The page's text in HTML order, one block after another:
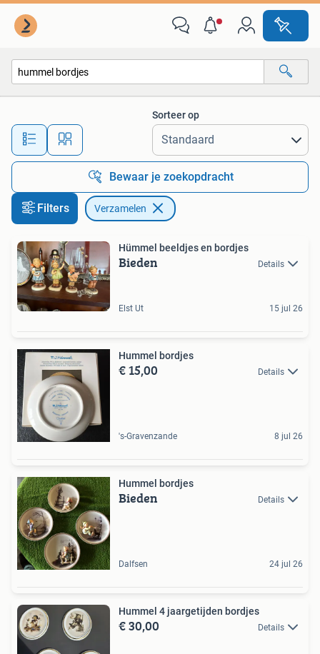
Alle afstanden…
Sorteer op
Bewaar je zoekopdracht
Filters Verzamelen
Hümmel beeldjes en bordjes
Bieden Details
Elst Ut 15 jul 26
Hummel bordjes
€ 15,00 Details
's-Gravenzande 8 jul 26
Hummel bordjes
Bieden Details
Dalfsen 24 jul 26
Hummel 4 jaargetijden bordjes
€ 30,00 Details